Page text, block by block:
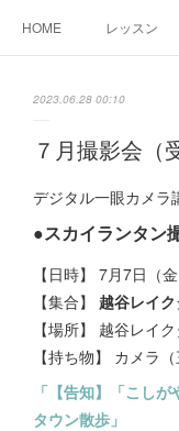
HOME レッスン
2023.06.28 00:10
７月撮影会（
デジタル一眼カメラ
●スカイランタン
【日時】 7月7日（
【集合】 越谷レイ
【場所】 越谷レイ
【持ち物】 カメラ
「【告知】「こし
タウン散歩」